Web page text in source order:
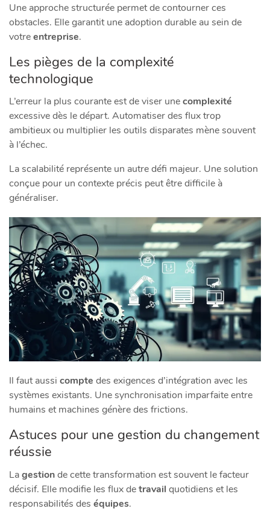
Une approche structurée permet de contourner ces
obstacles. Elle garantit une adoption durable au sein de
votreentreprise.
Les pièges de la complexité
technologique
L’erreur la plus courante est de viser unecomplexité
excessive dès le départ. Automatiser des flux trop
ambitieux ou multiplier les outils disparates mène souvent
à l’échec.
La scalabilité représente un autre défi majeur. Une solution
conçue pour un contexte précis peut être difficile à
généraliser.
Il faut aussi compte des exigences d’intégration avec les
systèmes existants. Une synchronisation imparfaite entre
humains et machines génère des frictions.
Astuces pour une gestion du changement
réussie
Lagestionde cette transformation est souvent le facteur
décisif. Elle modifie les flux detravail quotidiens et les
responsabilités des équipes.